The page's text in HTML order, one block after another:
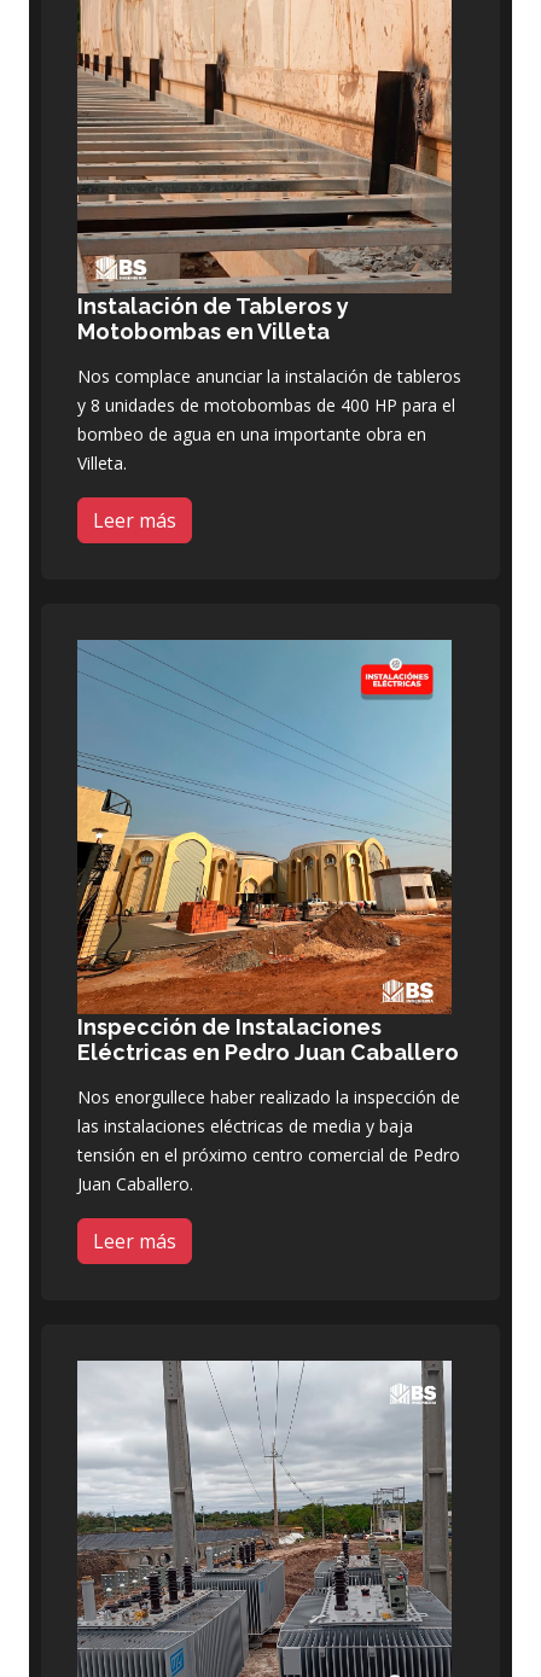
Instalación de Tableros y
Motobombas en Villeta
Nos complace anunciar la instalación de tableros
y 8 unidades de motobombas de 400 HP para el
bombeo de agua en una importante obra en
Villeta.
Leer más
Inspección de Instalaciones
Eléctricas en Pedro Juan Caballero
Nos enorgullece haber realizado la inspección de
las instalaciones eléctricas de media y baja
tensión en el próximo centro comercial de Pedro
Juan Caballero.
Leer más